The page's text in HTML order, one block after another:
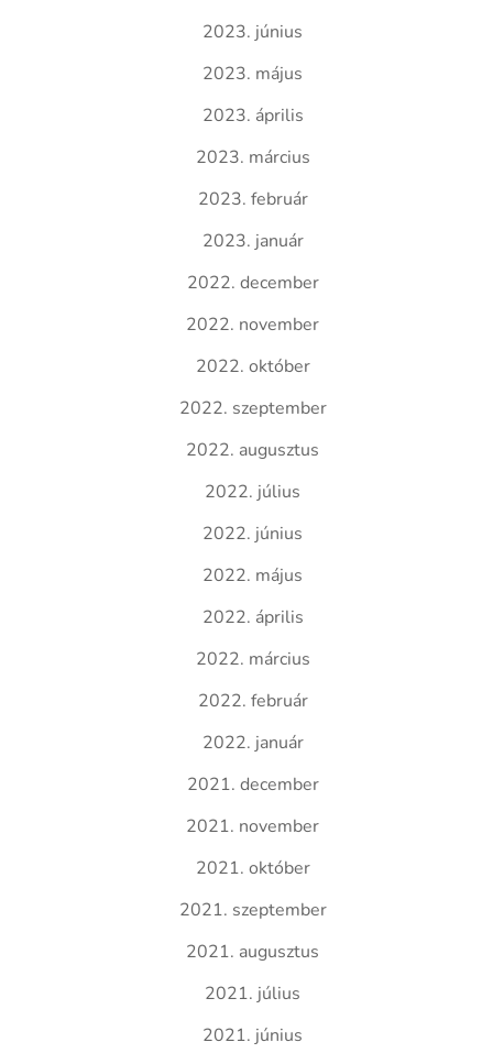
2023. június
2023. május
2023. április
2023. március
2023. február
2023. január
2022. december
2022. november
2022. október
2022. szeptember
2022. augusztus
2022. július
2022. június
2022. május
2022. április
2022. március
2022. február
2022. január
2021. december
2021. november
2021. október
2021. szeptember
2021. augusztus
2021. július
2021. június